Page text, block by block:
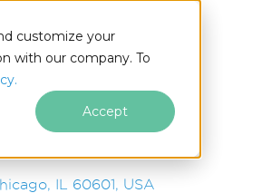
customize your
with our company. To
Accept
IL 60601, USA